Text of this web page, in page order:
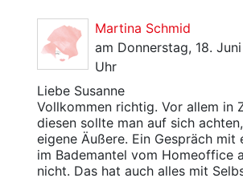
Martina Schmid
am Donnerstag, 18.
Uhr
Liebe Susanne
Vollkommen richtig. Vor allem in
diesen sollte man auf sich
eigene Äußere. Ein Gespräch mit
im Bademantel vom Homeoffice
nicht. Das hat auch alles mit